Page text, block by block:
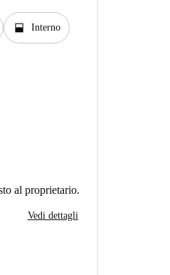
window_open Interno
al proprietario.
Vedi dettagli